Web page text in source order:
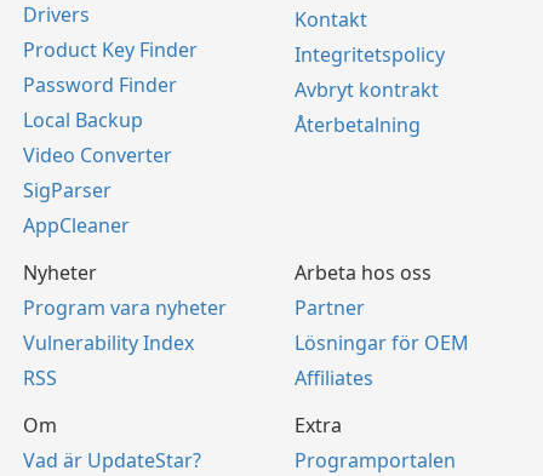
Drivers
Product Key Finder
Password Finder
Local Backup
Video Converter
SigParser
AppCleaner
Kontakt
Integritetspolicy
Avbryt kontrakt
Återbetalning
Nyheter
Program vara nyheter
Vulnerability Index
RSS
Arbeta hos oss
Partner
Lösningar för OEM
Affiliates
Om
Vad är UpdateStar?
Extra
Programportalen